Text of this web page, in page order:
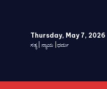
Thursday, May 7, 2026
ಸತ್ಯ | ನ್ಯಾಯ |ಧರ್ಮ